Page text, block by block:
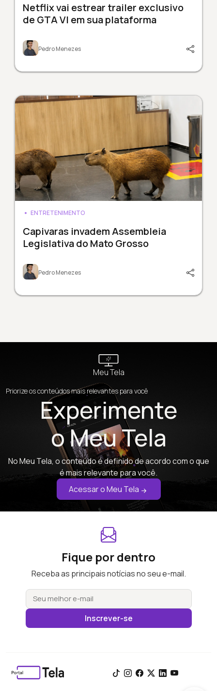
Netflix vai estrear trailer exclusivo
de GTA VI em sua plataforma
Pedro Menezes
ENTRETENIMENTO
Capivaras invadem Assembleia
Legislativa do Mato Grosso
Pedro Menezes
Meu Tela
Priorize os conteúdos mais relevantes para você
Experimente
o Meu Tela
No Meu Tela, o conteúdo é definido de acordo com o que
é mais relevante para você.
Acessar o Meu Tela
Fique por dentro
Receba as principais notícias no seu e-mail.
Inscrever-se